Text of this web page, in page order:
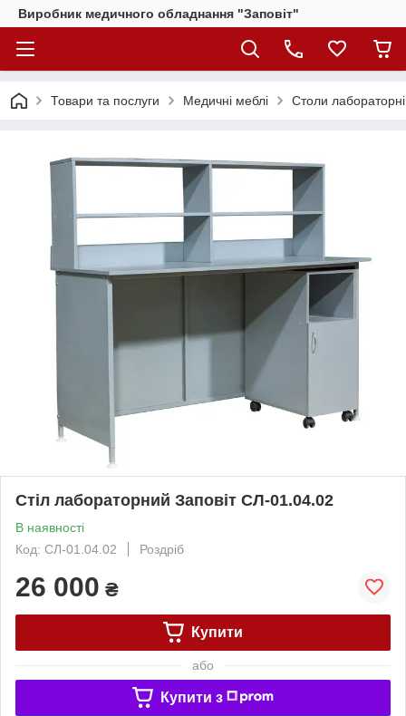
Виробник медичного обладнання "Заповіт"
Товари та послуги Медичні меблі Столи лабораторні
Стіл лабораторний Заповіт СЛ-01.04.02
В наявності
Код: СЛ-01.04.02
Роздріб
26 000 ₴
Купити
або
Купити з